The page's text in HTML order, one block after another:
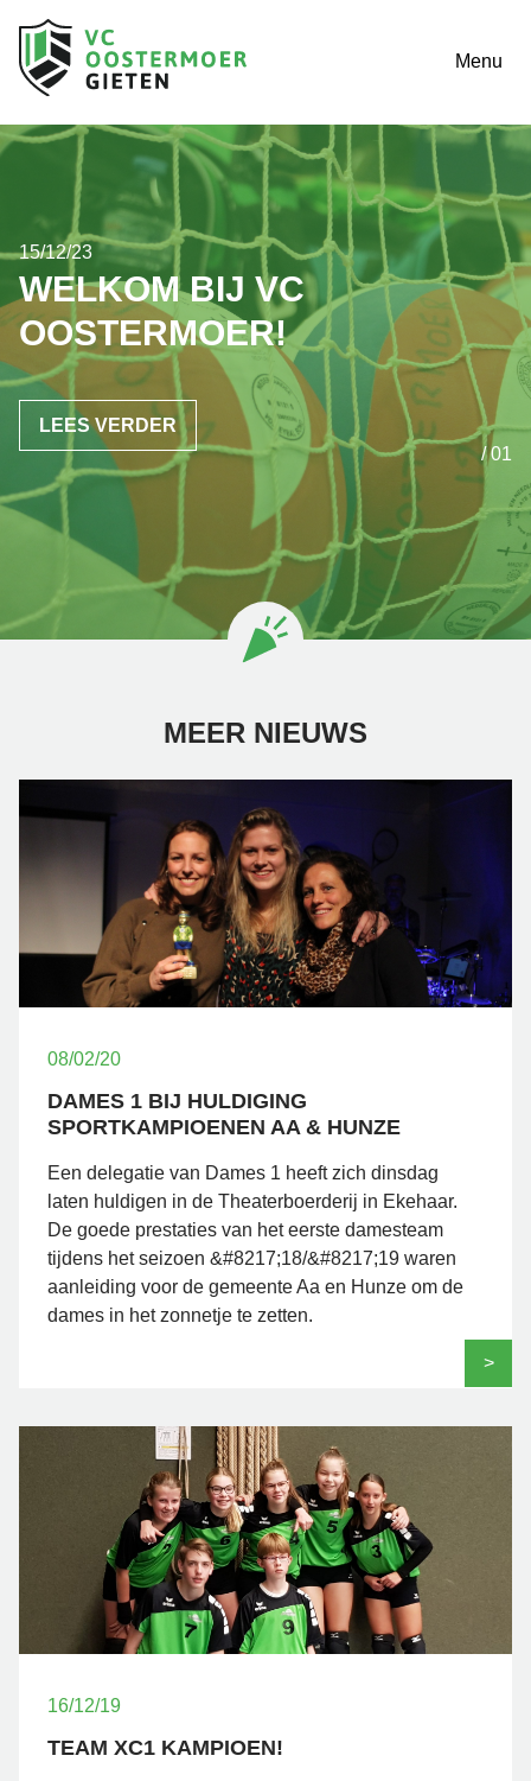
Menu
15/12/23
WELKOM BIJ VC
OOSTERMOER!
LEES VERDER
/ 01
MEER NIEUWS
08/02/20
DAMES 1 BIJ HULDIGING
SPORTKAMPIOENEN AA & HUNZE
Een delegatie van Dames 1 heeft zich dinsdag
laten huldigen in de Theaterboerderij in Ekehaar.
De goede prestaties van het eerste damesteam
tijdens het seizoen &#8217;18/&#8217;19 waren
aanleiding voor de gemeente Aa en Hunze om de
dames in het zonnetje te zetten.
>
16/12/19
TEAM XC1 KAMPIOEN!